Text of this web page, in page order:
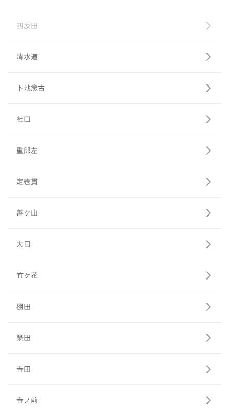
四反田
清水道
下地念古
社口
重郎左
定壱貫
善ヶ山
大日
竹ヶ花
棚田
築田
寺田
寺ノ前